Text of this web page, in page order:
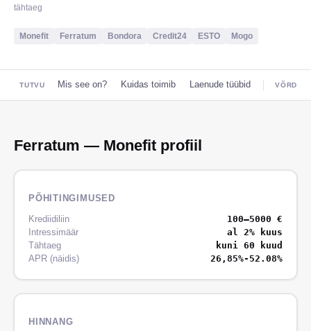
tähtaeg
Monefit Ferratum Bondora Credit24 ESTO Mogo
TUTVU Mis see on? Kuidas toimib Laenude tüübid
Ferratum — Monefit profiil
PÕHITINGIMUSED
Krediidiliin
100–5000 €
Intressimäär
al 2% kuus
Tähtaeg
kuni 60 kuud
APR (näidis)
26,85%-52.08%
HINNANG